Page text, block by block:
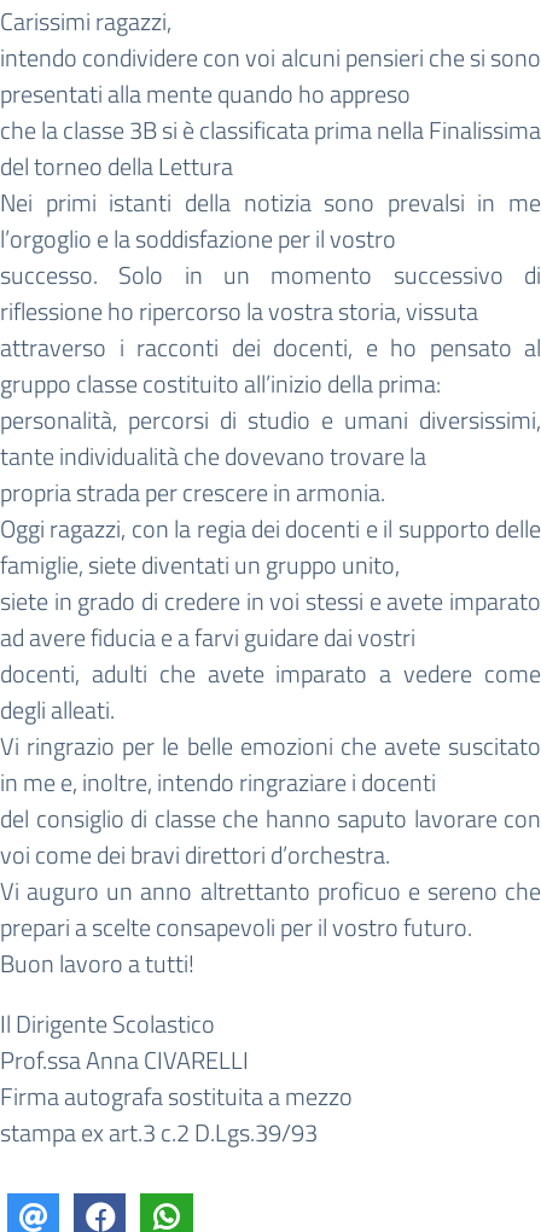
Carissimi ragazzi,
intendo condividere con voi alcuni pensieri che si sono
presentati alla mente quando ho appreso
che la classe 3B si è classificata prima nella Finalissima
del torneo della Lettura
Nei primi istanti della notizia sono prevalsi in me
l’orgoglio e la soddisfazione per il vostro
successo. Solo in un momento successivo di
riflessione ho ripercorso la vostra storia, vissuta
attraverso i racconti dei docenti, e ho pensato al
gruppo classe costituito all’inizio della prima:
personalità, percorsi di studio e umani diversissimi,
tante individualità che dovevano trovare la
propria strada per crescere in armonia.
Oggi ragazzi, con la regia dei docenti e il supporto delle
famiglie, siete diventati un gruppo unito,
siete in grado di credere in voi stessi e avete imparato
ad avere fiducia e a farvi guidare dai vostri
docenti, adulti che avete imparato a vedere come
degli alleati.
Vi ringrazio per le belle emozioni che avete suscitato
in me e, inoltre, intendo ringraziare i docenti
del consiglio di classe che hanno saputo lavorare con
voi come dei bravi direttori d’orchestra.
Vi auguro un anno altrettanto proficuo e sereno che
prepari a scelte consapevoli per il vostro futuro.
Buon lavoro a tutti!
Il Dirigente Scolastico
Prof.ssa Anna CIVARELLI
Firma autografa sostituita a mezzo
stampa ex art.3 c.2 D.Lgs.39/93